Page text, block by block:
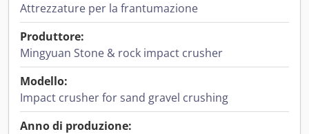
Attrezzature per la frantumazione
Produttore:
Mingyuan Stone & rock impact crusher
Modello:
Impact crusher for sand gravel crushing
Anno di produzione: